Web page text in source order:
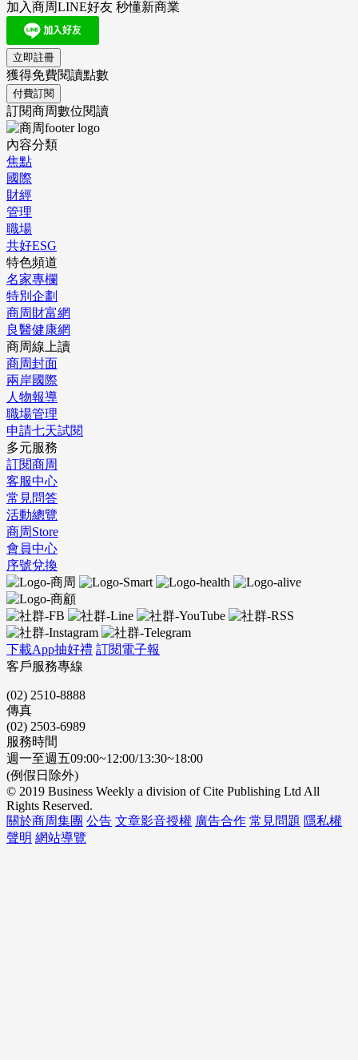
加入商周LINE好友 秒懂新商業
立即註冊
獲得免費閱讀點數
付費訂閱
訂閱商周數位閱讀
內容分類
焦點
國際
財經
管理
職場
共好ESG
特色頻道
名家專欄
特別企劃
商周財富網
良醫健康網
商周線上讀
商周封面
兩岸國際
人物報導
職場管理
申請七天試閱
多元服務
訂閱商周
客服中心
常見問答
活動總覽
商周Store
會員中心
序號兌換
下載App抽好禮 訂閱電子報
客戶服務專線
(02) 2510-8888
傳真
(02) 2503-6989
服務時間
週一至週五09:00~12:00/13:30~18:00
(例假日除外)
© 2019 Business Weekly a division of Cite Publishing Ltd All
Rights Reserved.
關於商周集團 公告 文章影音授權 廣告合作 常見問題 隱私權
聲明 網站導覽